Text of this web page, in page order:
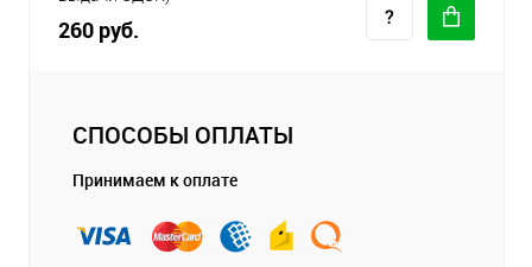
260 руб.
СПОСОБЫ ОПЛАТЫ
Принимаем к оплате